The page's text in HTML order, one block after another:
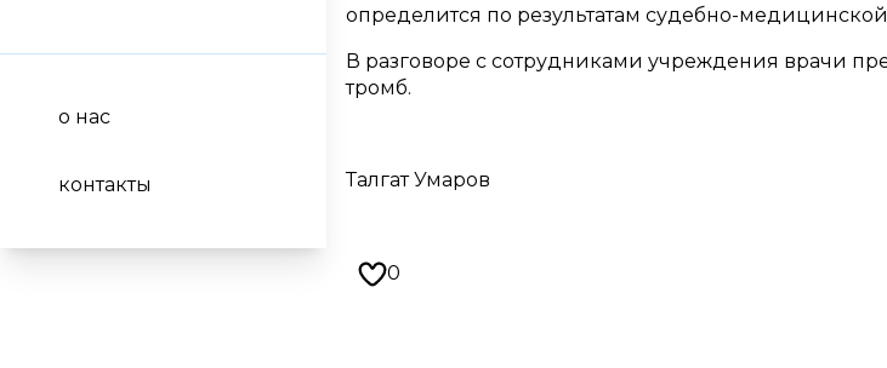
о нас
контакты
определится по результатам судебно-
В разговоре с сотрудниками учреждения врачи
тромб.
Талгат Умаров
0